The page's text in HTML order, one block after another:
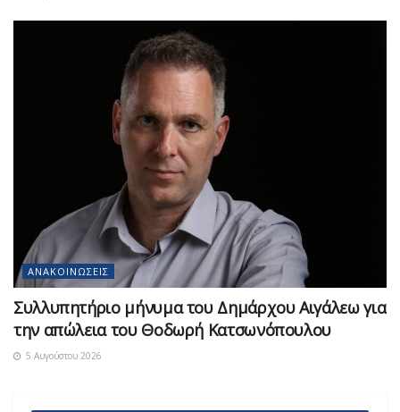
ΑΝΑΚΟΙΝΏΣΕΙΣ
Συλλυπητήριο μήνυμα του Δημάρχου Αιγάλεω για
την απώλεια του Θοδωρή Κατσωνόπουλου
5 Αυγούστου 2026